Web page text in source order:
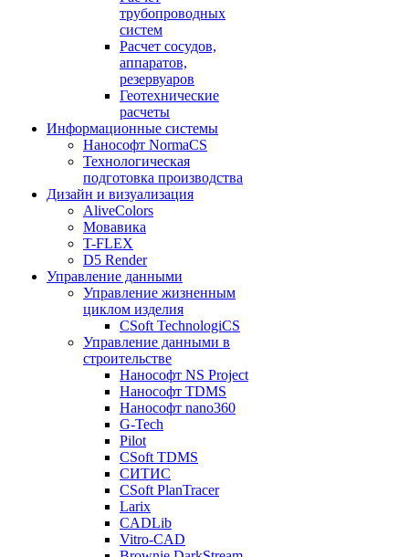
трубопроводных
систем
Расчет сосудов,
аппаратов,
резервуаров
Геотехнические
расчеты
Информационные системы
Нанософт NormaCS
Технологическая
подготовка производства
Дизайн и визуализация
AliveColors
Мовавика
T-FLEX
D5 Render
Управление данными
Управление жизненным
циклом изделия
CSoft TechnologiCS
Управление данными в
строительстве
Нанософт NS Project
Нанософт TDMS
Нанософт nano360
G-Tech
Pilot
CSoft TDMS
СИТИС
CSoft PlanTracer
Larix
CADLib
Vitro-CAD